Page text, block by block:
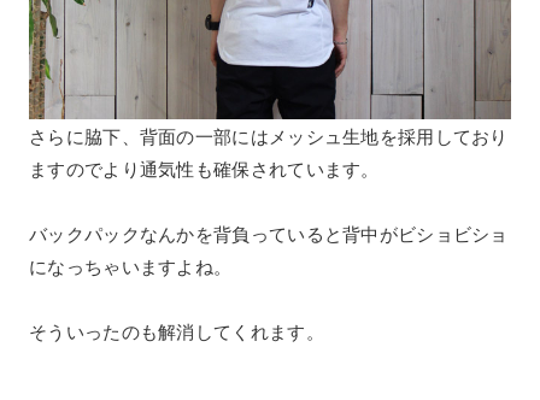
さらに脇下、背面の一部にはメッシュ生地を採用しており
ますのでより通気性も確保されています。
バックパックなんかを背負っていると背中がビショビショ
になっちゃいますよね。
そういったのも解消してくれます。